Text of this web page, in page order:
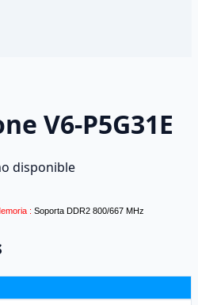
V6-P5G31E
disponible
: Soporta DDR2 800/667 MHz